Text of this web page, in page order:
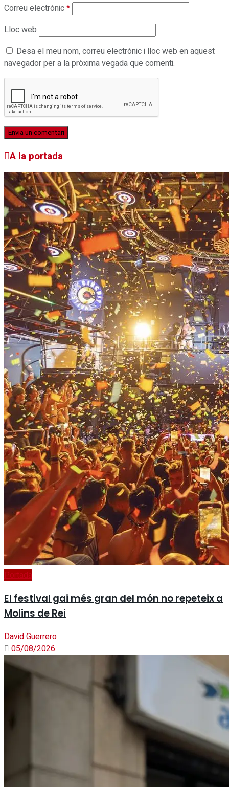
Correu electrònic*
Lloc web
Desa el meu nom, correu electrònic i lloc web en aquest
navegador per a la pròxima vegada que comenti.
A la portada
Portada
El festival gai més gran del món no repeteix a
Molins de Rei
David Guerrero
05/08/2026